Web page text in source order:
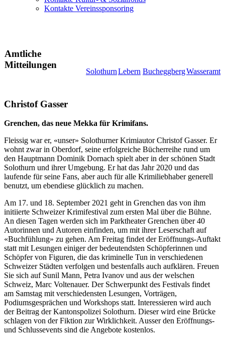
Kontakte Vereinssponsoring
Amtliche
Mitteilungen
SolothurnLebern BucheggbergWasseramt
Christof Gasser
Grenchen, das neue Mekka für Krimifans.
Fleissig war er, «unser» Solothurner Krimiautor Christof Gasser. Er
wohnt zwar in Oberdorf, seine erfolgreiche Bücherreihe rund um
den Hauptmann Dominik Dornach spielt aber in der schönen Stadt
Solothurn und ihrer Umgebung. Er hat das Jahr 2020 und das
laufende für seine Fans, aber auch für alle Krimiliebhaber generell
benutzt, um ebendiese glücklich zu machen.
Am 17. und 18. September 2021 geht in Grenchen das von ihm
initiierte Schweizer Krimifestival zum ersten Mal über die Bühne.
An diesen Tagen werden sich im Parktheater Grenchen über 40
Autorinnen und Autoren einfinden, um mit ihrer Leserschaft auf
«Buchfühlung» zu gehen. Am Freitag findet der Eröffnungs-Auftakt
statt mit Lesungen einiger der bedeutendsten Schöpferinnen und
Schöpfer von Figuren, die das kriminelle Tun in verschiedenen
Schweizer Städten verfolgen und bestenfalls auch aufklären. Freuen
Sie sich auf Sunil Mann, Petra Ivanov und aus der welschen
Schweiz, Marc Voltenauer. Der Schwerpunkt des Festivals findet
am Samstag mit verschiedensten Lesungen, Vorträgen,
Podiumsgesprächen und Workshops statt. Interessieren wird auch
der Beitrag der Kantonspolizei Solothurn. Dieser wird eine Brücke
schlagen von der Fiktion zur Wirklichkeit. Ausser den Eröffnungs-
und Schlussevents sind die Angebote kostenlos.